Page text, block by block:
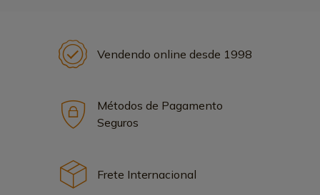
Vendendo online desde 1998
Métodos de Pagamento
Seguros
Frete Internacional